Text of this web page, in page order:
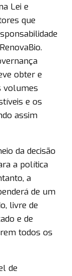
Lei e
que
obter e
volumes
e os
assim
da decisão
a política
a
de um
livre de
e de
todos os
de